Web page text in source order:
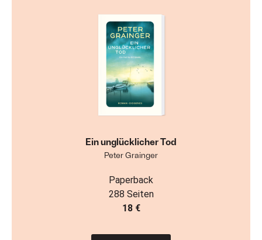
Ein unglücklicher Tod
Peter Grainger
Paperback
288 Seiten
18 €